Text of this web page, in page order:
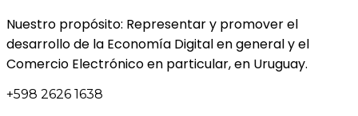
Nuestro propósito: Representar y promover el
desarrollo de la Economía Digital en general y el
Comercio Electrónico en particular, en Uruguay.
+598 2626 1638